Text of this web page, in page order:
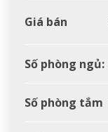
Giá bán
Số phòng ngủ:
Số phòng tắm